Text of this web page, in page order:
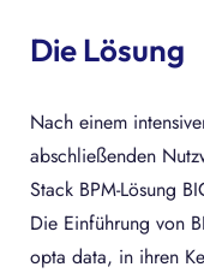
Die Lösung
Nach einem
abschließenden
Stack BPM-Lösung
Die Einführung von
opta data, in ihren